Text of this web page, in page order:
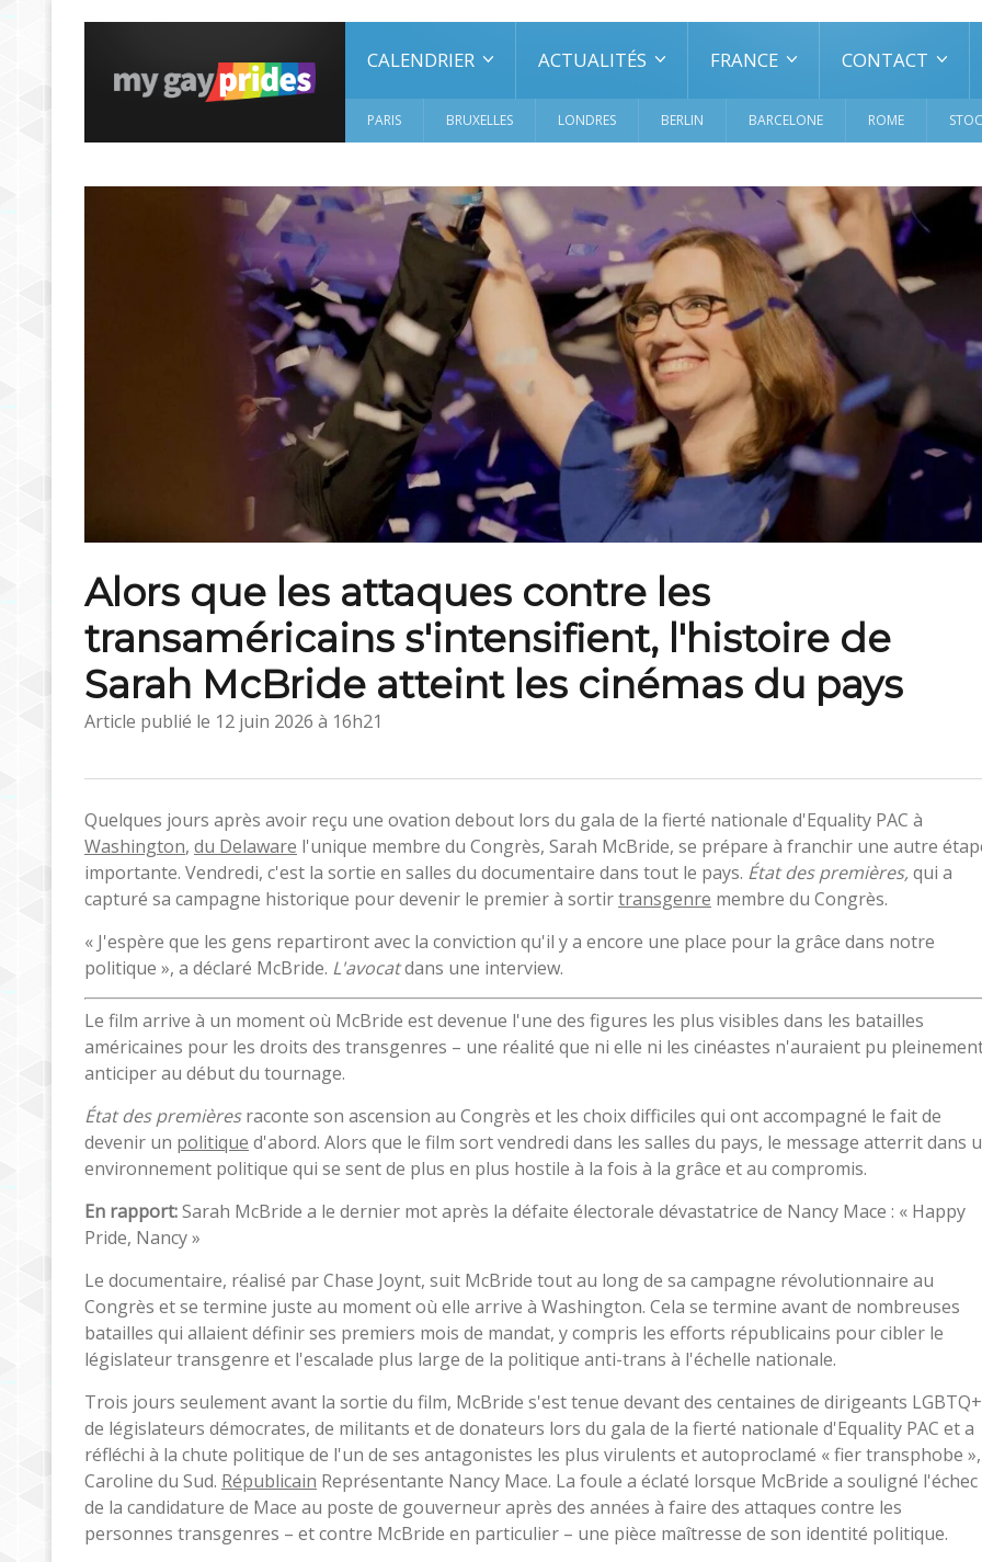
CALENDRIER ACTUALITÉS FRANCE CONTACT
PARIS BRUXELLES LONDRES BERLIN BARCELONE ROME
Alors que les attaques contre les
transaméricains s'intensifient, l'histoire de
Sarah McBride atteint les cinémas du pays
Article publié le 12 juin 2026 à 16h21
Quelques jours après avoir reçu une ovation debout lors du gala de la fierté nationale d'Equality PAC à
Washington, du Delaware l'unique membre du Congrès, Sarah McBride, se prépare à franchir une autre
importante. Vendredi, c'est la sortie en salles du documentaire dans tout le pays. État des premières,qui a
capturé sa campagne historique pour devenir le premier à sortirtransgenre membre du Congrès.
« J'espère que les gens repartiront avec la conviction qu'il y a encore une place pour la grâce dans notre
politique », a déclaré McBride. L'avocatdans une interview.
Le film arrive à un moment où McBride est devenue l'une des figures les plus visibles dans les batailles
américaines pour les droits des transgenres – une réalité que ni elle ni les cinéastes n'auraient pu
anticiper au début du tournage.
État des premièresraconte son ascension au Congrès et les choix difficiles qui ont accompagné le fait de
devenir un politique d'abord. Alors que le film sort vendredi dans les salles du pays, le message atterrit dans
environnement politique qui se sent de plus en plus hostile à la fois à la grâce et au compromis.
En rapport:Sarah McBride a le dernier mot après la défaite électorale dévastatrice de Nancy Mace : « Happy
Pride, Nancy »
Le documentaire, réalisé par Chase Joynt, suit McBride tout au long de sa campagne révolutionnaire au
Congrès et se termine juste au moment où elle arrive à Washington. Cela se termine avant de nombreuses
batailles qui allaient définir ses premiers mois de mandat, y compris les efforts républicains pour cibler le
législateur transgenre et l'escalade plus large de la politique anti-trans à l'échelle nationale.
Trois jours seulement avant la sortie du film, McBride s'est tenue devant des centaines de dirigeants
de législateurs démocrates, de militants et de donateurs lors du gala de la fierté nationale d'Equality PAC et a
réfléchi à la chute politique de l'un de ses antagonistes les plus virulents et autoproclamé « fier transphobe »,
Caroline du Sud. Républicain Représentante Nancy Mace. La foule a éclaté lorsque McBride a souligné l'échec
de la candidature de Mace au poste de gouverneur après des années à faire des attaques contre les
personnes transgenres – et contre McBride en particulier – une pièce maîtresse de son identité politique.